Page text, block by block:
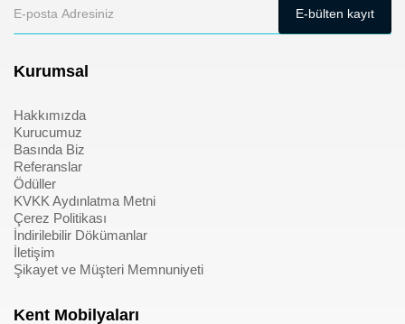
Kurumsal
Hakkımızda
Kurucumuz
Basında Biz
Referanslar
Ödüller
KVKK Aydınlatma Metni
Çerez Politikası
İndirilebilir Dökümanlar
İletişim
Şikayet ve Müşteri Memnuniyeti
Kent Mobilyaları